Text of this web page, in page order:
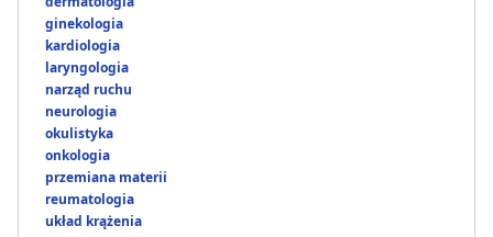
ginekologia
kardiologia
laryngologia
narząd ruchu
neurologia
okulistyka
onkologia
przemiana materii
reumatologia
układ krążenia